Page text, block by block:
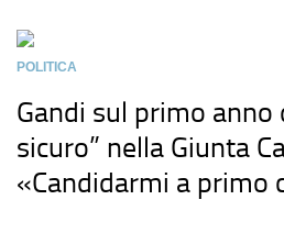
POLITICA
Gandi sul primo anno
sicuro” nella Giunta
«Candidarmi a primo